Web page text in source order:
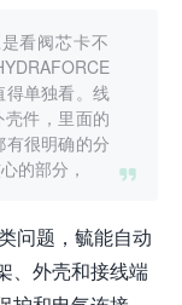
看阀芯卡不
得单独看。线
壳件，里面的
很明确的分
的部分，
问题，毓能自动
、外壳和接线端